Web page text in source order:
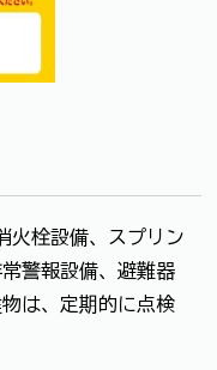
栓設備、スプリン
警報設備、避難器
は、定期的に点検